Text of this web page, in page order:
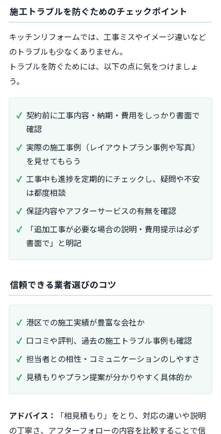
施工トラブルを防ぐためのチェックポイント
キッチンリフォームでは、工事ミスやイメージ違いなど
のトラブルも少なくありません。
トラブルを防ぐためには、以下の点に気をつけましょ
う。
契約前に工事内容・納期・費用をしっかり書面で
確認
実際の施工事例（レイアウトプラン事例や写真）
を見せてもらう
工事中も進捗を定期的にチェックし、疑問や不安
は都度相談
保証内容やアフターサービスの有無を確認
「追加工事が必要な場合の説明・費用提示は必ず
書面で」と明記
信頼できる業者選びのコツ
港区での施工実績が豊富な会社か
口コミや評判、過去の施工トラブル事例も確認
担当者との相性・コミュニケーションのしやすさ
見積もりやプラン提案が分かりやすく具体的か
アドバイス：
「相見積もり」をとり、対応の違いや説明
の丁寧さ、アフターフォローの内容を比較することで信